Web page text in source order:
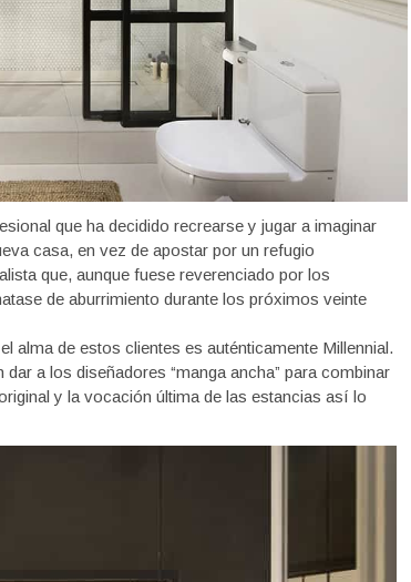
que ha decidido recrearse y jugar a imaginar
casa, en vez de apostar por un refugio
que, aunque fuese reverenciado por los
de aburrimiento durante los próximos veinte
alma de estos clientes es auténticamente Millennial.
a los diseñadores “manga ancha” para combinar
y la vocación última de las estancias así lo